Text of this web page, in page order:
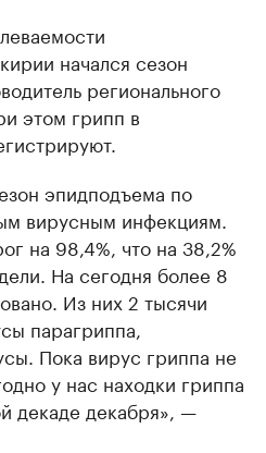
начался сезон
регионального
этом грипп в
эпидподъема по
вирусным инфекциям.
на 98,4%, что на 38,2%
На сегодня более 8
Из них 2 тысячи
парагриппа,
Пока вирус гриппа не
у нас находки гриппа
декаде декабря», —